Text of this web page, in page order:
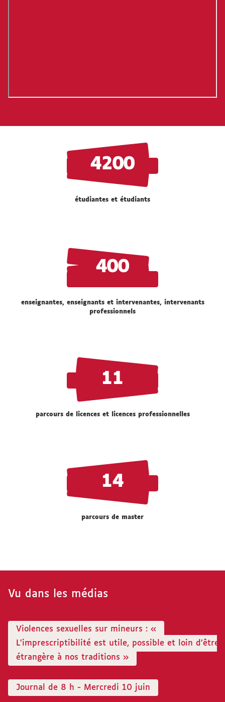
4200
étudiantes et étudiants
400
enseignantes, enseignants et intervenantes, intervenants
professionnels
11
parcours de licences et licences professionnelles
14
parcours de master
Vu dans les médias
Violences sexuelles sur mineurs : «
L’imprescriptibilité est utile, possible et loin d’être
étrangère à nos traditions »
Journal de 8 h - Mercredi 10 juin